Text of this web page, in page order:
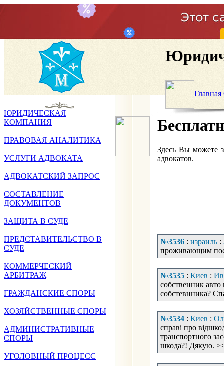
Главная
ЮРИДИЧЕСКАЯ
КОМПАНИЯ
ПРАВОВАЯ АНАЛИТИКА
УСЛУГИ АДВОКАТА
АДВОКАТСКИЙ ЗАПРОС
СОСТАВЛЕНИЕ
ДОКУМЕНТОВ
ЗАЩИТА В СУДЕ
ПРЕДСТАВИТЕЛЬСТВО В
СУДЕ
КОММЕРЧЕСКИЙ
АРБИТРАЖ
ГРАЖДАНСКИЕ СПОРЫ
ХОЗЯЙСТВЕННЫЕ СПОРЫ
АДМИНИСТРАТИВНЫЕ
СПОРЫ
УГОЛОВНЫЙ ПРОЦЕСС
Здесь Вы можете
адвокатов.
№3536 : израиль :
проживающим
№3535 : Киев :
собственник
собстевнника?
№3534 : Киев :
справі про
транспортного
шкода?! Дякую.